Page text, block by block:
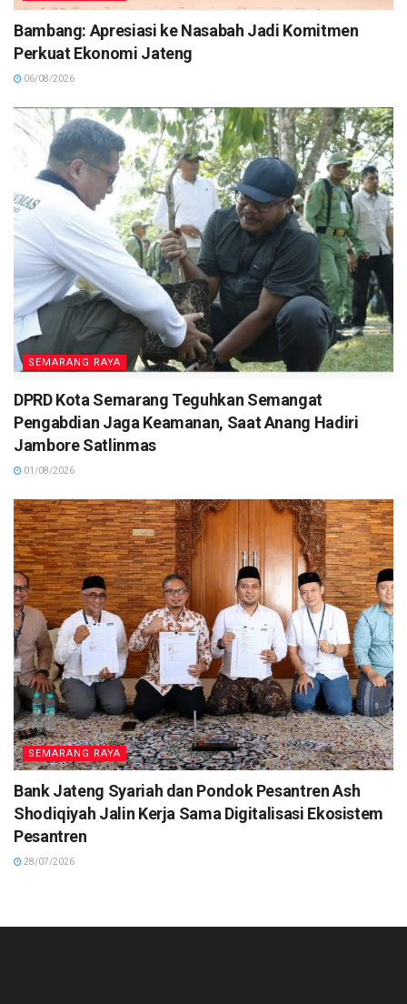
Bambang: Apresiasi ke Nasabah Jadi Komitmen
Perkuat Ekonomi Jateng
06/08/2026
SEMARANG RAYA
DPRD Kota Semarang Teguhkan Semangat
Pengabdian Jaga Keamanan, Saat Anang Hadiri
Jambore Satlinmas
01/08/2026
SEMARANG RAYA
Bank Jateng Syariah dan Pondok Pesantren Ash
Shodiqiyah Jalin Kerja Sama Digitalisasi Ekosistem
Pesantren
28/07/2026